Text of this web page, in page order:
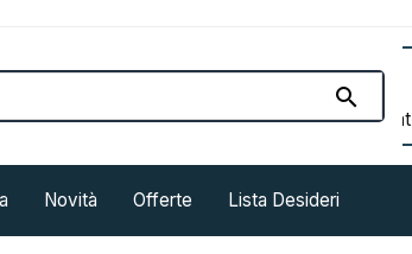


Account
Novità Offerte Lista Desideri